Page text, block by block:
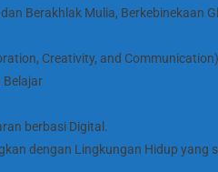
Berakhlak Mulia, Berkebinekaan
Creativity, and
Belajar
berbasi Digital.
dengan Lingkungan Hidup yang